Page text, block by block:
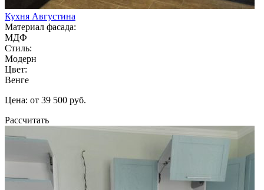
Кухня Августина
Материал фасада:
МДФ
Стиль:
Модерн
Цвет:
Венге
Цена: от 39 500 руб.
Рассчитать